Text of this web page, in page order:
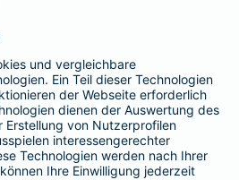
der BarmeniaGothaer
SEITEN
Zusatzversicherung